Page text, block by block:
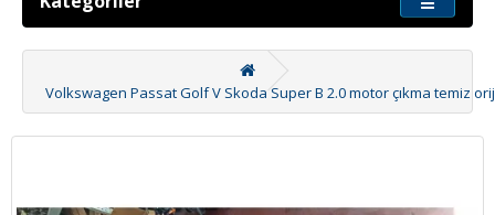
Volkswagen Passat Golf V Skoda Super B 2.0 motor çıkma temiz